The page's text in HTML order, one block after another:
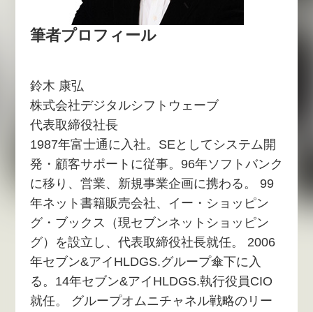
筆者プロフィール
鈴木 康弘
株式会社デジタルシフトウェーブ
代表取締役社長
1987年富士通に入社。SEとしてシステム開
発・顧客サポートに従事。96年ソフトバンク
に移り、営業、新規事業企画に携わる。 99
年ネット書籍販売会社、イー・ショッピン
グ・ブックス（現セブンネットショッピン
グ）を設立し、代表取締役社長就任。 2006
年セブン&アイHLDGS.グループ傘下に入
る。14年セブン&アイHLDGS.執行役員CIO
就任。 グループオムニチャネル戦略のリー